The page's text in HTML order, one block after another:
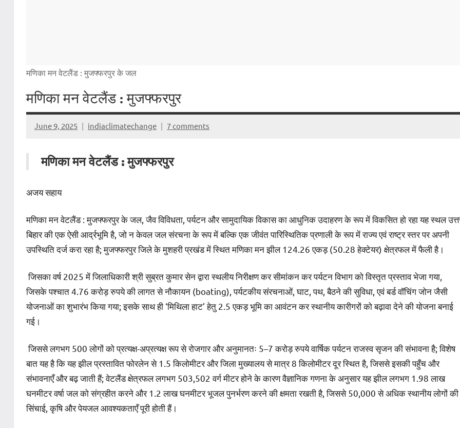
मणिका मन वेटलैंड : मुजफ्फरपुर के जल
मणिका मन वेटलैंड : मुजफ्फरपुर
June 9, 2025 indiaclimatechange 7 comments
मणिका मन वेटलैंड : मुजफ्फरपुर
अजय सहाय
मणिका मन वेटलैंड : मुजफ्फरपुर के जल, जैव विविधता, पर्यटन और सामुदायिक विकास का आधुनिक उदाहरण के रूप में विकसित हो रहा यह स्थल
बिहार की एक ऐसी आर्द्रभूमि है, जो न केवल जल संरचना के रूप में बल्कि एक जीवंत पारिस्थितिक प्रणाली के रूप में राज्य एवं राष्ट्र स्तर पर अपनी
उपस्थिति दर्ज करा रहा है; मुजफ्फरपुर जिले के मुशहरी प्रखंड में स्थित मणिका मन झील 124.26 एकड़ (50.28 हेक्टेयर) क्षेत्रफल में फैली है।
जिसका वर्ष 2025 में जिलाधिकारी श्री सुब्रत कुमार सेन द्वारा स्थलीय निरीक्षण कर सीमांकन कर पर्यटन विभाग को विस्तृत प्रस्ताव भेजा गया,
जिसके पश्चात 4.76 करोड़ रुपये की लागत से नौकायन (boating), पर्यटकीय संरचनाओं, घाट, पथ, बैठने की सुविधा, एवं बर्ड वॉचिंग जोन जैसी
योजनाओं का शुभारंभ किया गया; इसके साथ ही ‘मिथिला हाट’ हेतु 2.5 एकड़ भूमि का आवंटन कर स्थानीय कारीगरों को बढ़ावा देने की योजना बनाई
गई।
जिससे लगभग 500 लोगों को प्रत्यक्ष-अप्रत्यक्ष रूप से रोजगार और अनुमानतः 5–7 करोड़ रुपये वार्षिक पर्यटन राजस्व सृजन की संभावना है; विशेष
बात यह है कि यह झील प्रस्तावित फोरलेन से 1.5 किलोमीटर और जिला मुख्यालय से मात्र 8 किलोमीटर दूर स्थित है, जिससे इसकी पहुँच और
संभावनाएँ और बढ़ जाती हैं; वेटलैंड क्षेत्रफल लगभग 503,502 वर्ग मीटर होने के कारण वैज्ञानिक गणना के अनुसार यह झील लगभग 1.98 लाख
घनमीटर वर्षा जल को संग्रहीत करने और 1.2 लाख घनमीटर भूजल पुनर्भरण करने की क्षमता रखती है, जिससे 50,000 से अधिक स्थानीय लोगों की
सिंचाई, कृषि और पेयजल आवश्यकताएँ पूरी होती हैं।